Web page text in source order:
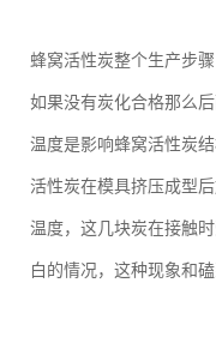
蜂窝活性炭整个生产步
如果没有炭化合格那么
温度是影响蜂窝活性炭
活性炭在模具挤压成型
温度，这几块炭在接触
白的情况，这种现象和